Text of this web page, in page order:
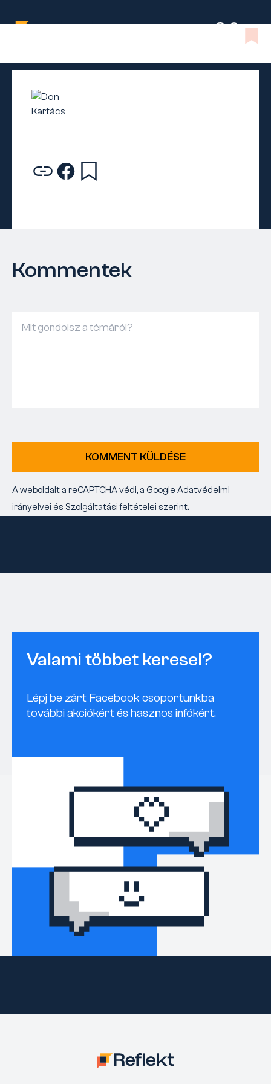
Kommentek
KOMMENT KÜLDÉSE
A weboldalt a reCAPTCHA védi, a Google Adatvédelmi
irányelvei és Szolgáltatási feltételei szerint.
Valami többet keresel?
Lépj be zárt Facebook csoportunkba
további akciókért és hasznos infókért.